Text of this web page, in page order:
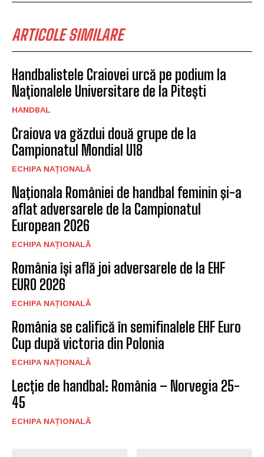
ARTICOLE SIMILARE
Handbalistele Craiovei urcă pe podium la
Naționalele Universitare de la Pitești
HANDBAL
Craiova va găzdui două grupe de la
Campionatul Mondial U18
ECHIPA NAȚIONALĂ
Naţionala României de handbal feminin şi-a
aflat adversarele de la Campionatul
European 2026
ECHIPA NAȚIONALĂ
România își află joi adversarele de la EHF
EURO 2026
ECHIPA NAȚIONALĂ
România se califică în semifinalele EHF Euro
Cup după victoria din Polonia
ECHIPA NAȚIONALĂ
Lecție de handbal: România – Norvegia 25-
45
ECHIPA NAȚIONALĂ